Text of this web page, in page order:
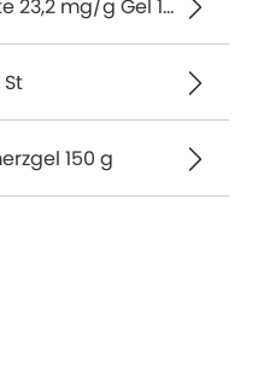
Voltaren Schmerzgel forte 23,2 mg/g Gel 150 g
150 g